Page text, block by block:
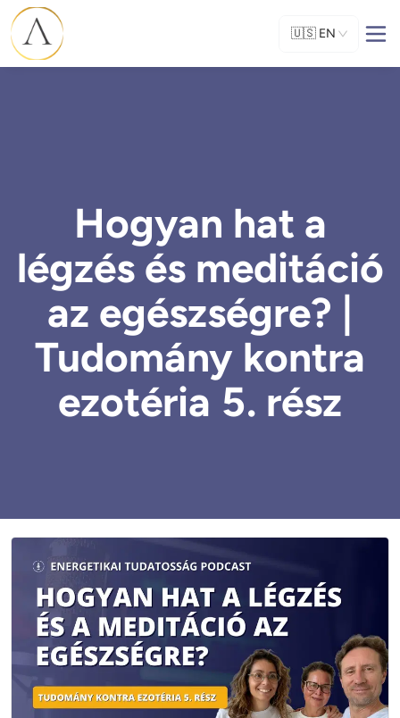
🇺🇸 EN
Hogyan hat a
légzés és meditáció
az egészségre? |
Tudomány kontra
ezotéria 5. rész